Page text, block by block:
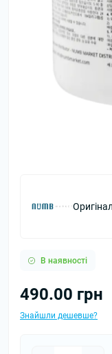
В наявності
490.00 грн
Знайшли дешевше?